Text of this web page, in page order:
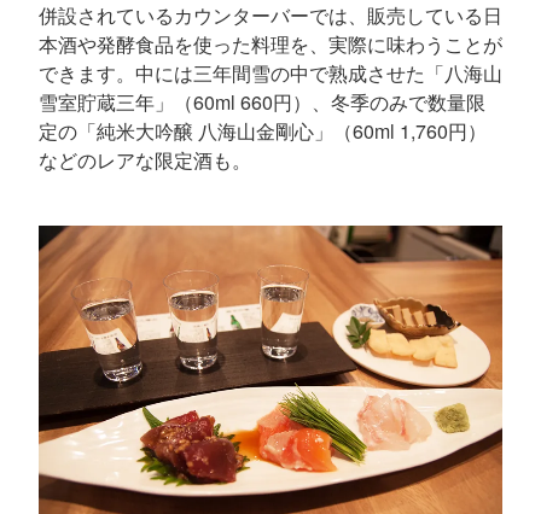
併設されているカウンターバーでは、販売している日
本酒や発酵食品を使った料理を、実際に味わうことが
できます。中には三年間雪の中で熟成させた「八海山
雪室貯蔵三年」（60ml 660円）、冬季のみで数量限
定の「純米大吟醸 八海山金剛心」（60ml 1,760円）
などのレアな限定酒も。